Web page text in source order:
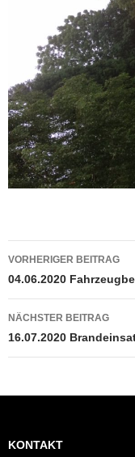
VORHERIGER BEITRAG
04.06.2020
NÄCHSTER BEITRAG
16.07.2020
KONTAKT